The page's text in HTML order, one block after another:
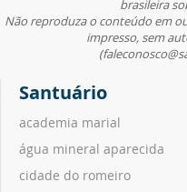
brasileira
Não reproduza o conteúdo em
impresso, sem
Santuário
academia marial
água mineral aparecida
cidade do romeiro